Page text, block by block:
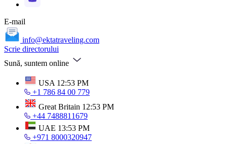
E-mail
info@ektatraveling.com
Scrie directorului
Sună, suntem online
USA 12:53 PM
+1 786 84 00 779
Great Britain 12:53 PM
+44 7488811679
UAE 13:53 PM
+971 8000320947